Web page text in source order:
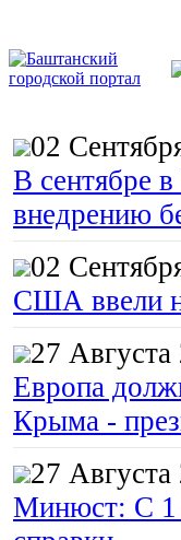
02
В сентябре
внедрению
02
США ввели
27 Августа
Европа
Крыма -
27 Августа
Минюст: С 1